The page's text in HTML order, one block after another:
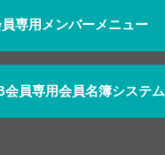
専用メンバーメニュー
会員専用会員名簿システム